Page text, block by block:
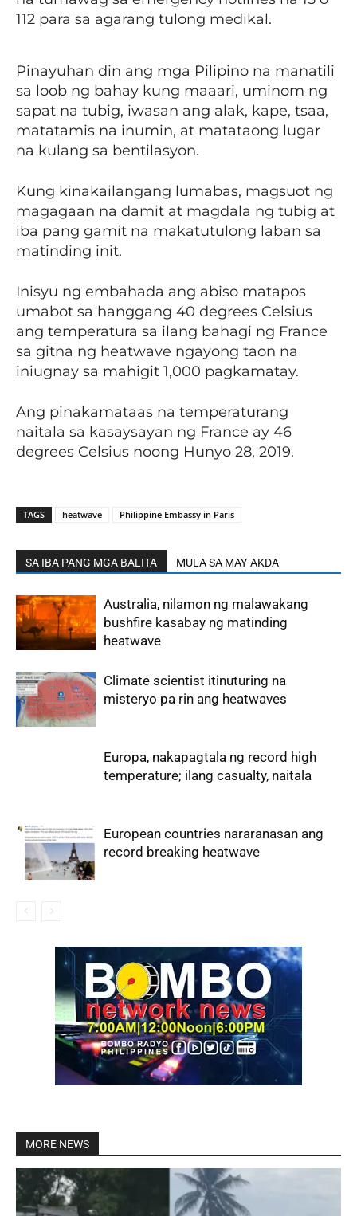
112 para sa agarang tulong medikal.
Pinayuhan din ang mga Pilipino na manatili
sa loob ng bahay kung maaari, uminom ng
sapat na tubig, iwasan ang alak, kape, tsaa,
matatamis na inumin, at matataong lugar
na kulang sa bentilasyon.
Kung kinakailangang lumabas, magsuot ng
magagaan na damit at magdala ng tubig at
iba pang gamit na makatutulong laban sa
matinding init.
Inisyu ng embahada ang abiso matapos
umabot sa hanggang 40 degrees Celsius
ang temperatura sa ilang bahagi ng France
sa gitna ng heatwave ngayong taon na
iniugnay sa mahigit 1,000 pagkamatay.
Ang pinakamataas na temperaturang
naitala sa kasaysayan ng France ay 46
degrees Celsius noong Hunyo 28, 2019.
TAGS heatwave Philippine Embassy in Paris
SA IBA PANG MGA BALITA MULA SA MAY-AKDA
Australia, nilamon ng malawakang
bushfire kasabay ng matinding
heatwave
Climate scientist itinuturing na
misteryo pa rin ang heatwaves
Europa, nakapagtala ng record high
temperature; ilang casualty, naitala
European countries nararanasan ang
record breaking heatwave
MORE NEWS